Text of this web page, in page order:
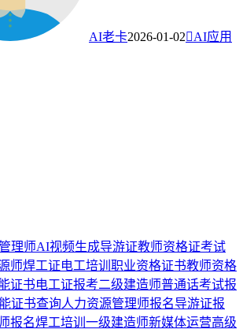
AI老卡2026-01-02AI应用
理师AI视频生成导游证教师资格证考试
师焊工证电工培训 职业资格证书教师资格
证书电工证报考二级建造师普通话考试报
证书查询人力资源管理师报名导游证报
报名焊工培训 一级建造师新媒体运营高级